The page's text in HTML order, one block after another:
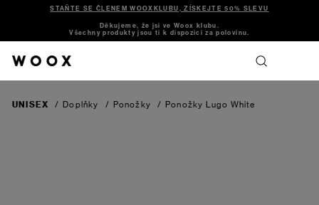
STAŇTE SE ČLENEM WOOXKLUBU, ZÍSKEJTE 50% SLEVU
Děkujeme, že jsi ve Woox klubu.
Všechny produkty jsou ti k dispozici za polovinu.
UNISEX / Doplňky / Ponožky / Ponožky Lugo White